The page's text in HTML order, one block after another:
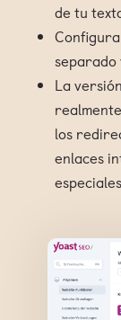
de tu
separado
La
los
enlaces